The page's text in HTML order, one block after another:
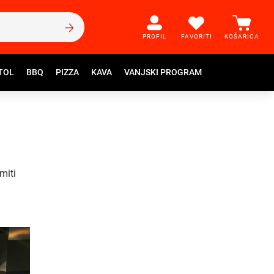
PROFIL FAVORITI KOŠARICA
BBQ PIZZA KAVA VANJSKI PROGRAM